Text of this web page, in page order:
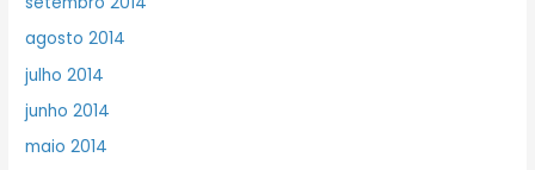
agosto 2014
julho 2014
junho 2014
maio 2014